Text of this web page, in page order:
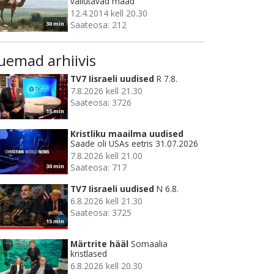
30 min
12.4.2014 kell 20.30
Saateosa: 212
arhiivis
15 min
TV7 Iisraeli uudised R 7.8.
7.8.2026 kell 21.30
Saateosa: 3726
30 min
Kristliku maailma uudised
Saade oli USAs eetris 31.07.2026
7.8.2026 kell 21.00
Saateosa: 717
15 min
TV7 Iisraeli uudised N 6.8.
6.8.2026 kell 21.30
Saateosa: 3725
Märtrite hääl Somaalia
kristlased
6.8.2026 kell 20.30